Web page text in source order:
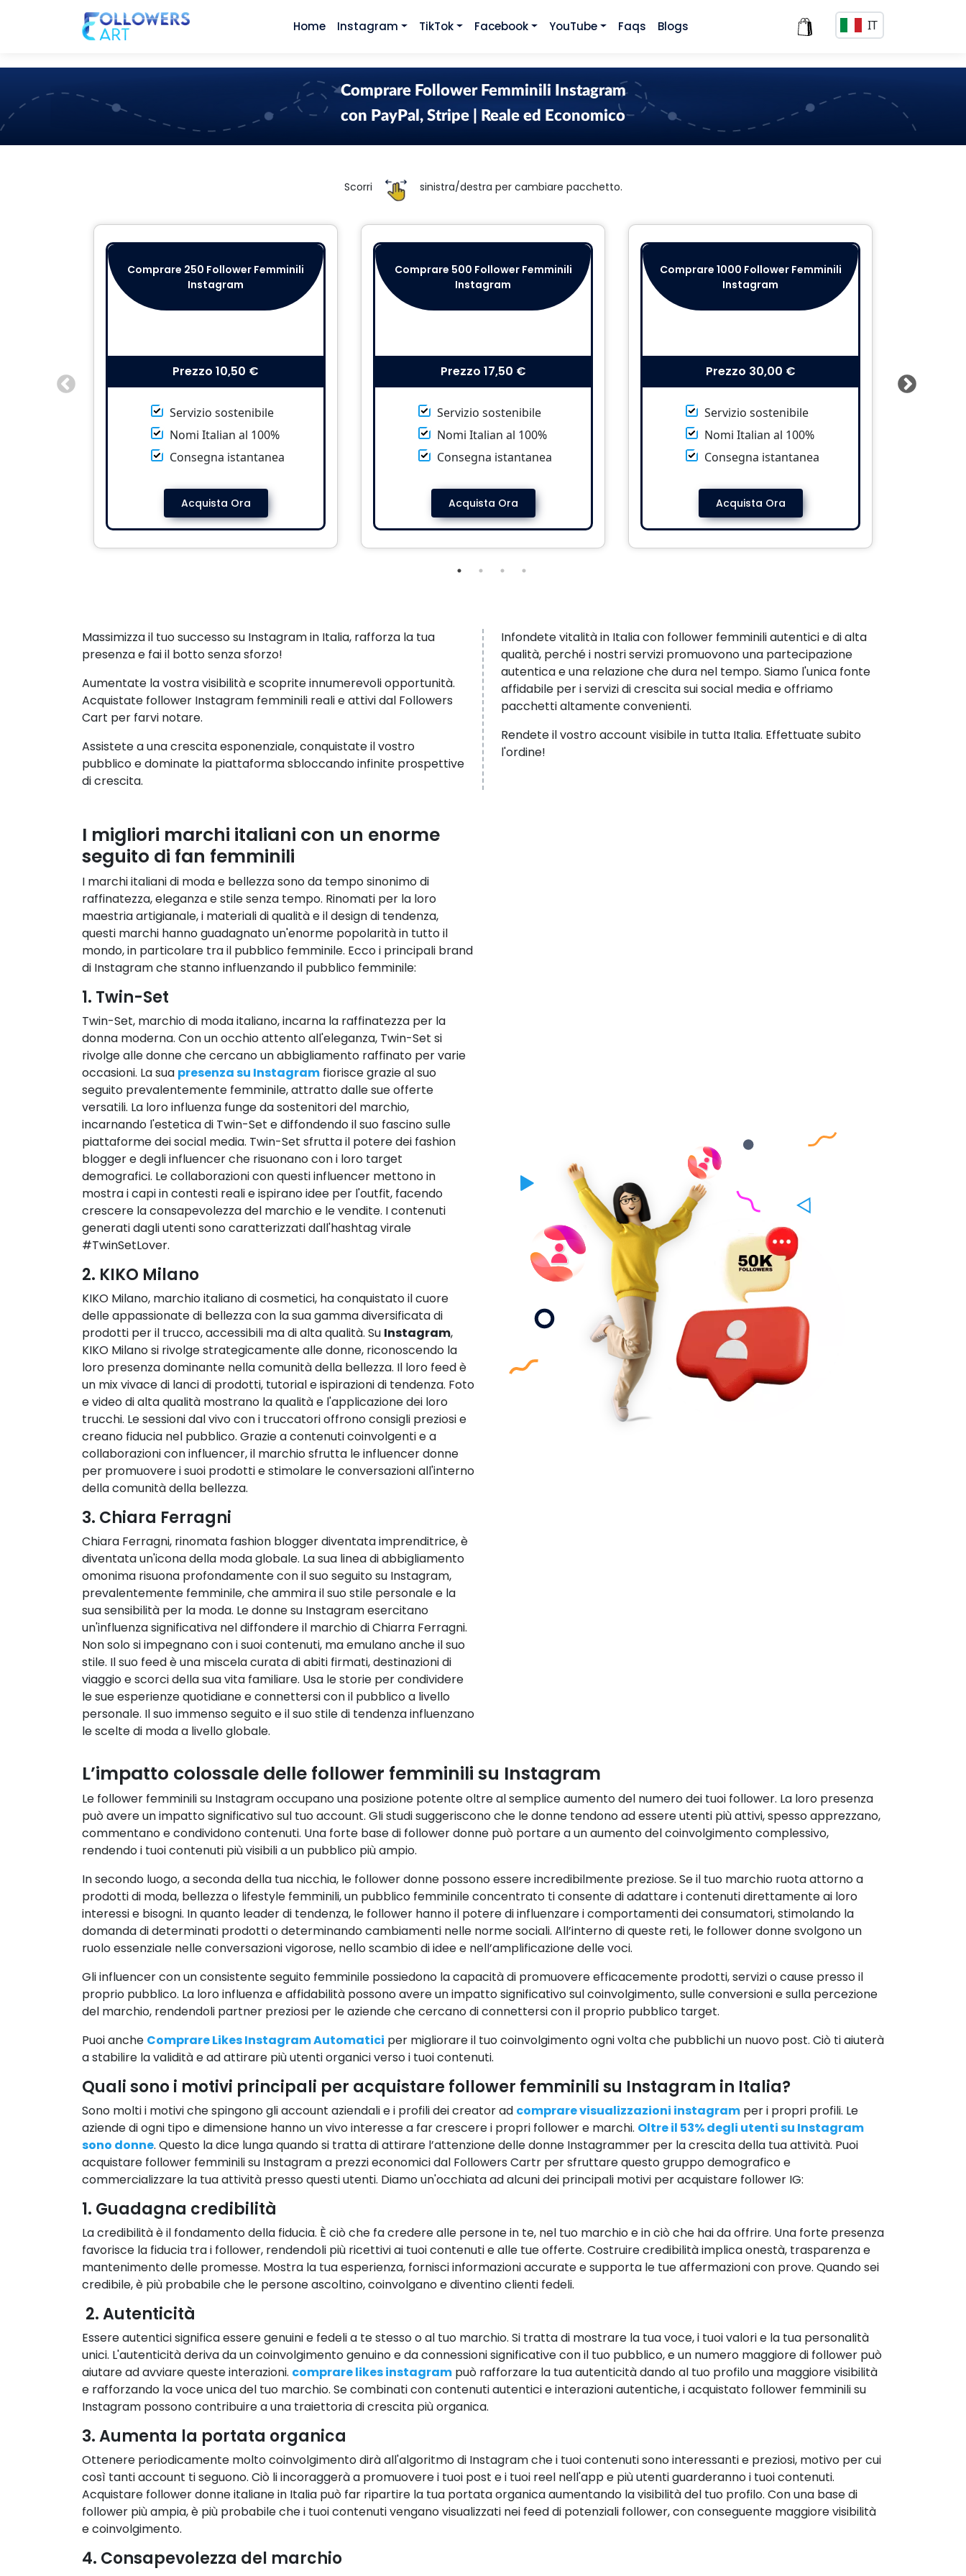
Home Instagram TikTok Facebook YouTube Faqs Blogs IT
Comprare Follower Femminili Instagram
con PayPal, Stripe | Reale ed Economico
Scorri sinistra/destra per cambiare pacchetto.
Comprare 250 Follower Femminili
Instagram
Prezzo 10,50 €
Servizio sostenibile
Nomi Italian al 100%
Consegna istantanea
Acquista Ora
Comprare 500 Follower Femminili
Instagram
Prezzo 17,50 €
Servizio sostenibile
Nomi Italian al 100%
Consegna istantanea
Acquista Ora
Comprare 1000 Follower Femminili
Instagram
Prezzo 30,00 €
Servizio sostenibile
Nomi Italian al 100%
Consegna istantanea
Acquista Ora
Massimizza il tuo successo su Instagram in Italia, rafforza la tua
presenza e fai il botto senza sforzo!
Aumentate la vostra visibilità e scoprite innumerevoli opportunità.
Acquistate follower Instagram femminili reali e attivi dal Followers
Cart per farvi notare.
Assistete a una crescita esponenziale, conquistate il vostro
pubblico e dominate la piattaforma sbloccando infinite prospettive
di crescita.
Infondete vitalità in Italia con follower femminili autentici e di alta
qualità, perché i nostri servizi promuovono una partecipazione
autentica e una relazione che dura nel tempo. Siamo l'unica fonte
affidabile per i servizi di crescita sui social media e offriamo
pacchetti altamente convenienti.
Rendete il vostro account visibile in tutta Italia. Effettuate subito
l'ordine!
I migliori marchi italiani con un enorme
seguito di fan femminili
I marchi italiani di moda e bellezza sono da tempo sinonimo di
raffinatezza, eleganza e stile senza tempo. Rinomati per la loro
maestria artigianale, i materiali di qualità e il design di tendenza,
questi marchi hanno guadagnato un'enorme popolarità in tutto il
mondo, in particolare tra il pubblico femminile. Ecco i principali brand
di Instagram che stanno influenzando il pubblico femminile:
1. Twin-Set
Twin-Set, marchio di moda italiano, incarna la raffinatezza per la
donna moderna. Con un occhio attento all'eleganza, Twin-Set si
rivolge alle donne che cercano un abbigliamento raffinato per varie
occasioni. La sua presenza su Instagram fiorisce grazie al suo
seguito prevalentemente femminile, attratto dalle sue offerte
versatili. La loro influenza funge da sostenitori del marchio,
incarnando l'estetica di Twin-Set e diffondendo il suo fascino sulle
piattaforme dei social media. Twin-Set sfrutta il potere dei fashion
blogger e degli influencer che risuonano con i loro target
demografici. Le collaborazioni con questi influencer mettono in
mostra i capi in contesti reali e ispirano idee per l'outfit, facendo
crescere la consapevolezza del marchio e le vendite. I contenuti
generati dagli utenti sono caratterizzati dall'hashtag virale
#TwinSetLover.
2. KIKO Milano
KIKO Milano, marchio italiano di cosmetici, ha conquistato il cuore
delle appassionate di bellezza con la sua gamma diversificata di
prodotti per il trucco, accessibili ma di alta qualità. Su Instagram,
KIKO Milano si rivolge strategicamente alle donne, riconoscendo la
loro presenza dominante nella comunità della bellezza. Il loro feed è
un mix vivace di lanci di prodotti, tutorial e ispirazioni di tendenza. Foto
e video di alta qualità mostrano la qualità e l'applicazione dei loro
trucchi. Le sessioni dal vivo con i truccatori offrono consigli preziosi e
creano fiducia nel pubblico. Grazie a contenuti coinvolgenti e a
collaborazioni con influencer, il marchio sfrutta le influencer donne
per promuovere i suoi prodotti e stimolare le conversazioni all'interno
della comunità della bellezza.
3. Chiara Ferragni
Chiara Ferragni, rinomata fashion blogger diventata imprenditrice, è
diventata un'icona della moda globale. La sua linea di abbigliamento
omonima risuona profondamente con il suo seguito su Instagram,
prevalentemente femminile, che ammira il suo stile personale e la
sua sensibilità per la moda. Le donne su Instagram esercitano
un'influenza significativa nel diffondere il marchio di Chiarra Ferragni.
Non solo si impegnano con i suoi contenuti, ma emulano anche il suo
stile. Il suo feed è una miscela curata di abiti firmati, destinazioni di
viaggio e scorci della sua vita familiare. Usa le storie per condividere
le sue esperienze quotidiane e connettersi con il pubblico a livello
personale. Il suo immenso seguito e il suo stile di tendenza influenzano
le scelte di moda a livello globale.
L’impatto colossale delle follower femminili su Instagram
Le follower femminili su Instagram occupano una posizione potente oltre al semplice aumento del numero dei tuoi follower. La loro presenza
può avere un impatto significativo sul tuo account. Gli studi suggeriscono che le donne tendono ad essere utenti più attivi, spesso apprezzano,
commentano e condividono contenuti. Una forte base di follower donne può portare a un aumento del coinvolgimento complessivo,
rendendo i tuoi contenuti più visibili a un pubblico più ampio.
In secondo luogo, a seconda della tua nicchia, le follower donne possono essere incredibilmente preziose. Se il tuo marchio ruota attorno a
prodotti di moda, bellezza o lifestyle femminili, un pubblico femminile concentrato ti consente di adattare i contenuti direttamente ai loro
interessi e bisogni. In quanto leader di tendenza, le follower hanno il potere di influenzare i comportamenti dei consumatori, stimolando la
domanda di determinati prodotti o determinando cambiamenti nelle norme sociali. All’interno di queste reti, le follower donne svolgono un
ruolo essenziale nelle conversazioni vigorose, nello scambio di idee e nell’amplificazione delle voci.
Gli influencer con un consistente seguito femminile possiedono la capacità di promuovere efficacemente prodotti, servizi o cause presso il
proprio pubblico. La loro influenza e affidabilità possono avere un impatto significativo sul coinvolgimento, sulle conversioni e sulla percezione
del marchio, rendendoli partner preziosi per le aziende che cercano di connettersi con il proprio pubblico target.
Puoi anche Comprare Likes Instagram Automatici per migliorare il tuo coinvolgimento ogni volta che pubblichi un nuovo post. Ciò ti aiuterà
a stabilire la validità e ad attirare più utenti organici verso i tuoi contenuti.
Quali sono i motivi principali per acquistare follower femminili su Instagram in Italia?
Sono molti i motivi che spingono gli account aziendali e i profili dei creator ad comprare visualizzazioni instagram per i propri profili. Le
aziende di ogni tipo e dimensione hanno un vivo interesse a far crescere i propri follower e marchi. Oltre il 53% degli utenti su Instagram
sono donne. Questo la dice lunga quando si tratta di attirare l’attenzione delle donne Instagrammer per la crescita della tua attività. Puoi
acquistare follower femminili su Instagram a prezzi economici dal Followers Cartr per sfruttare questo gruppo demografico e
commercializzare la tua attività presso questi utenti. Diamo un'occhiata ad alcuni dei principali motivi per acquistare follower IG:
1. Guadagna credibilità
La credibilità è il fondamento della fiducia. È ciò che fa credere alle persone in te, nel tuo marchio e in ciò che hai da offrire. Una forte presenza
favorisce la fiducia tra i follower, rendendoli più ricettivi ai tuoi contenuti e alle tue offerte. Costruire credibilità implica onestà, trasparenza e
mantenimento delle promesse. Mostra la tua esperienza, fornisci informazioni accurate e supporta le tue affermazioni con prove. Quando sei
credibile, è più probabile che le persone ascoltino, coinvolgano e diventino clienti fedeli.
2. Autenticità
Essere autentici significa essere genuini e fedeli a te stesso o al tuo marchio. Si tratta di mostrare la tua voce, i tuoi valori e la tua personalità
unici. L'autenticità deriva da un coinvolgimento genuino e da connessioni significative con il tuo pubblico, e un numero maggiore di follower può
aiutare ad avviare queste interazioni. comprare likes instagram può rafforzare la tua autenticità dando al tuo profilo una maggiore visibilità
e rafforzando la voce unica del tuo marchio. Se combinati con contenuti autentici e interazioni autentiche, i acquistato follower femminili su
Instagram possono contribuire a una traiettoria di crescita più organica.
3. Aumenta la portata organica
Ottenere periodicamente molto coinvolgimento dirà all'algoritmo di Instagram che i tuoi contenuti sono interessanti e preziosi, motivo per cui
così tanti account ti seguono. Ciò li incoraggerà a promuovere i tuoi post e i tuoi reel nell'app e più utenti guarderanno i tuoi contenuti.
Acquistare follower donne italiane in Italia può far ripartire la tua portata organica aumentando la visibilità del tuo profilo. Con una base di
follower più ampia, è più probabile che i tuoi contenuti vengano visualizzati nei feed di potenziali follower, con conseguente maggiore visibilità
e coinvolgimento.
4. Consapevolezza del marchio